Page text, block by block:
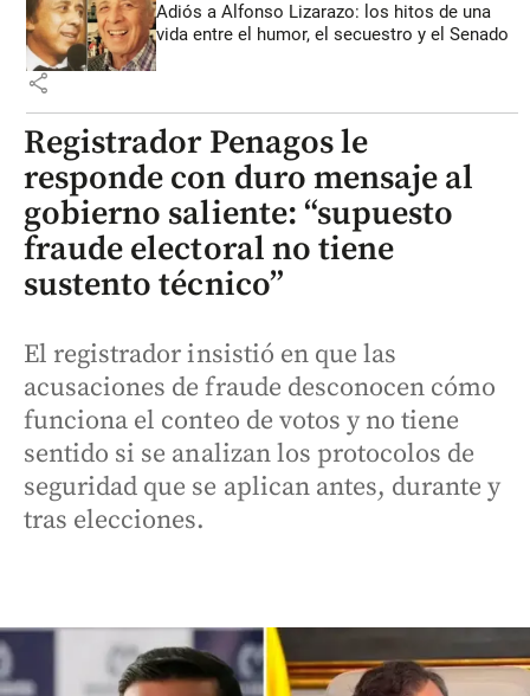
Adiós a Alfonso Lizarazo: los hitos de una
vida entre el humor, el secuestro y el Senado
share
Registrador Penagos le
responde con duro mensaje al
gobierno saliente: “supuesto
fraude electoral no tiene
sustento técnico”
El registrador insistió en que las
acusaciones de fraude desconocen cómo
funciona el conteo de votos y no tiene
sentido si se analizan los protocolos de
seguridad que se aplican antes, durante y
tras elecciones.